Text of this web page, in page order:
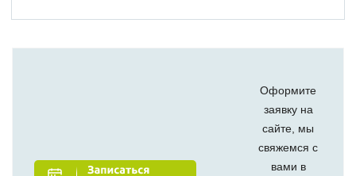
Оформите
заявку на
сайте, мы
свяжемся с
вами в